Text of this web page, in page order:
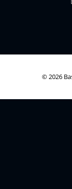
© 2026